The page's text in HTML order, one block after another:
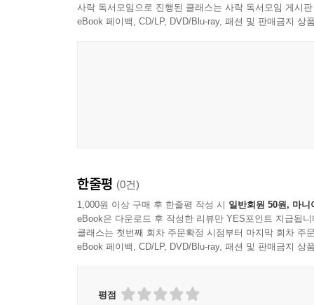
__이메일을 이용한 탈취
__파일 전송을 이용한 탈취
__프로세스 모니터 구현
____WMI를 이용한 프로세스 모니터링
____시험해 보기
__윈도우 토큰 권한
__코드 삽입
저스틴(Justin)은 모의 침투 분야에서 오랜 경력
결과물을 빠르게 획득하는 데 초점을 둔다. 팀
옮긴이의 말
미국 아마존 서점의 컴퓨터 해킹 및 네트워크
많기에 이를 구체적으로 어떻게 활용할 수 있는
사락 독서모임으로 진행된 클래스는 사락 독서모임 게시
eBook 페이백, CD/LP, DVD/Blu-ray, 패션 및 판매금지 상
한줄평 (0건)
1,000원 이상 구매 후 한줄평 작성 시 일반회원 50원, 마니
eBook은 다운로드 후 작성한 리뷰만 YES포인트 지급됩니
클래스는 첫번째 회차 주문확정 시점부터 마지막 회차 주
eBook 페이백, CD/LP, DVD/Blu-ray, 패션 및 판매금지 상
평점